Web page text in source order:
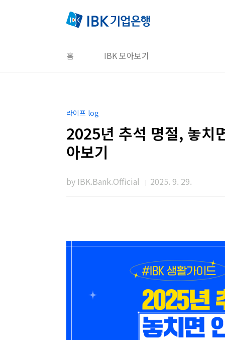
홈 IBK 모아보기
라이프 log
2025년 추석 명절, 놓치
아보기
by IBK.Bank.Official 2025. 9. 29.